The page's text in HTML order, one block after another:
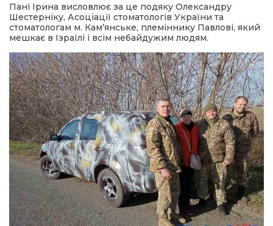
Пані Ірина висловлює за це подяку Олександру
Шестерніку, Асоціації стоматологів України та
стоматологам м. Кам’янське, племіннику Павлові, який
мешкає в Ізраїлі і всім небайдужим людям.